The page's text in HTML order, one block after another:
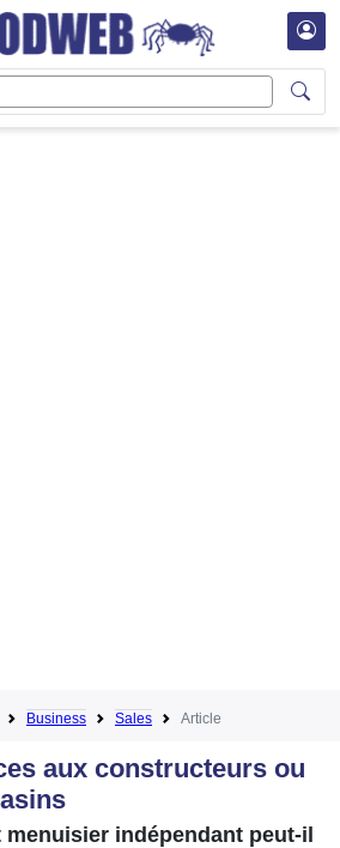
Business Sales Article
aux constructeurs ou
indépendant peut-il